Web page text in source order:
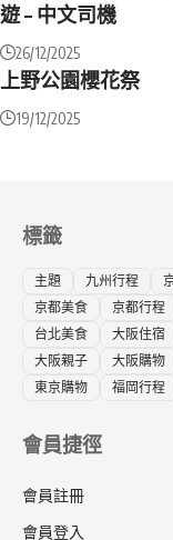
遊 – 中文司機
26/12/2025
上野公園櫻花祭
19/12/2025
標籤
主題 九州行程
京都美食
京都行程
台北美食
大阪住宿
大阪親子
大阪購物
東京購物
福岡行程
會員捷徑
會員註冊
會員登入